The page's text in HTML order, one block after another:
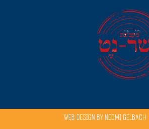
Web Design by Neomi Gelbach